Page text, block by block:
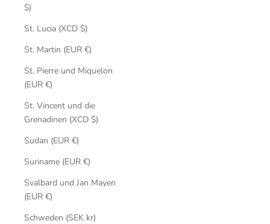
$)
St. Lucia (XCD $)
St. Martin (EUR €)
St. Pierre und Miquelon
(EUR €)
St. Vincent und die
Grenadinen (XCD $)
Sudan (EUR €)
Suriname (EUR €)
Svalbard und Jan Mayen
(EUR €)
Schweden (SEK kr)